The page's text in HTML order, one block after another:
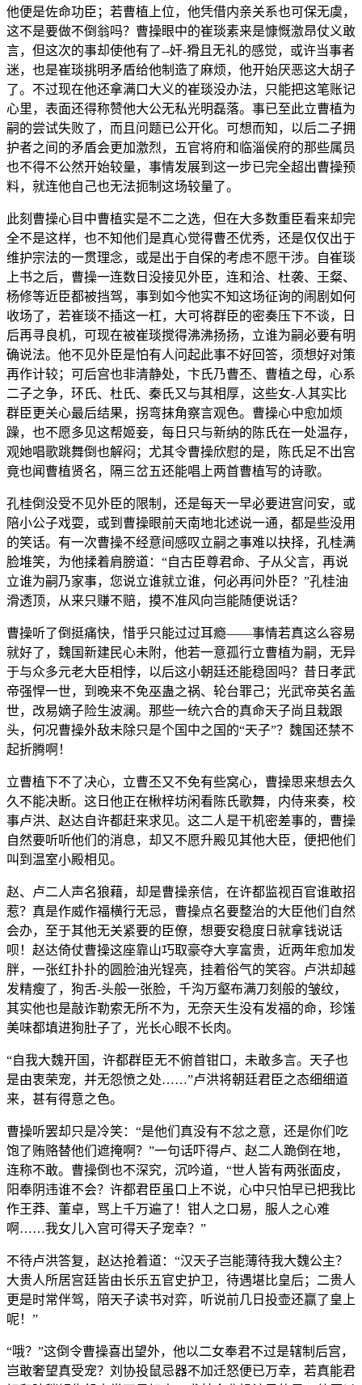
他便是佐命功臣；若曹植上位，他凭借内亲关系也可保无虞，
这不是要做不倒翁吗？曹操眼中的崔琰素来是慷慨激昂仗义敢
言，但这次的事却使他有了--奸-猾且无礼的感觉，或许当事者
迷，也是崔琰挑明矛盾给他制造了麻烦，他开始厌恶这大胡子
了。不过现在他还拿满口大义的崔琰没办法，只能把这笔账记
心里，表面还得称赞他大公无私光明磊落。事已至此立曹植为
嗣的尝试失败了，而且问题已公开化。可想而知，以后二子拥
护者之间的矛盾会更加激烈，五官将府和临淄侯府的那些属员
也不得不公然开始较量，事情发展到这一步已完全超出曹操预
料，就连他自己也无法扼制这场较量了。
此刻曹操心目中曹植实是不二之选，但在大多数重臣看来却完
全不是这样，也不知他们是真心觉得曹丕优秀，还是仅仅出于
维护宗法的一贯理念，或是出于自保的考虑不愿干涉。自崔琰
上书之后，曹操一连数日没接见外臣，连和洽、杜袭、王粲、
杨修等近臣都被挡驾，事到如今他实不知这场征询的闹剧如何
收场了，若崔琰不插这一杠，大可将群臣的密奏压下不谈，日
后再寻良机，可现在被崔琰搅得沸沸扬扬，立谁为嗣必要有明
确说法。他不见外臣是怕有人问起此事不好回答，须想好对策
再作计较；可后宫也非清静处，卞氏乃曹丕、曹植之母，心系
二子之争，环氏、杜氏、秦氏又与其相厚，这些女-人其实比
群臣更关心最后结果，拐弯抹角察言观色。曹操心中愈加烦
躁，也不愿多见这帮姬妾，每日只与新纳的陈氏在一处温存，
观她唱歌跳舞倒也解闷；尤其令曹操欣慰的是，陈氏足不出宫
竟也闻曹植贤名，隔三岔五还能唱上两首曹植写的诗歌。
孔桂倒没受不见外臣的限制，还是每天一早必要进宫问安，或
陪小公子戏耍，或到曹操眼前天南地北述说一通，都是些没用
的笑话。有一次曹操不经意间感叹立嗣之事难以抉择，孔桂满
脸堆笑，为他揉着肩膀道：“自古臣尊君命、子从父言，再说
立谁为嗣乃家事，您说立谁就立谁，何必再问外臣？”孔桂油
滑透顶，从来只赚不赔，摸不准风向岂能随便说话？
曹操听了倒挺痛快，惜乎只能过过耳瘾——事情若真这么容易
就好了，魏国新建民心未附，他若一意孤行立曹植为嗣，无异
于与众多元老大臣相悖，以后这小朝廷还能稳固吗？昔日孝武
帝强悍一世，到晚来不免巫蛊之祸、轮台罪己；光武帝英名盖
世，改易嫡子险生波澜。那些一统六合的真命天子尚且栽跟
头，何况曹操外敌未除只是个国中之国的“天子”？魏国还禁不
起折腾啊！
立曹植下不了决心，立曹丕又不免有些窝心，曹操思来想去久
久不能决断。这日他正在楸梓坊闲看陈氏歌舞，内侍来奏，校
事卢洪、赵达自许都赶来求见。这二人是干机密差事的，曹操
自然要听听他们的消息，却又不愿升殿见其他大臣，便把他们
叫到温室小殿相见。
赵、卢二人声名狼藉，却是曹操亲信，在许都监视百官谁敢招
惹？真是作威作福横行无忌，曹操点名要整治的大臣他们自然
会办，至于其他无关紧要的臣僚，想要安稳度日就拿钱说话
呗！赵达倚仗曹操这座靠山巧取豪夺大享富贵，近两年愈加发
胖，一张红扑扑的圆脸油光锃亮，挂着俗气的笑容。卢洪却越
发精瘦了，狗舌-头般一张脸，千沟万壑布满刀刻般的皱纹，
其实他也是敲诈勒索无所不为，无奈天生没有发福的命，珍馐
美味都填进狗肚子了，光长心眼不长肉。
“自我大魏开国，许都群臣无不俯首钳口，未敢多言。天子也
是由衷荣宠，并无怨愤之处……”卢洪将朝廷君臣之态细细道
来，甚有得意之色。
曹操听罢却只是冷笑：“是他们真没有不忿之意，还是你们吃
饱了贿赂替他们遮掩啊？”一句话吓得卢、赵二人跪倒在地，
连称不敢。曹操倒也不深究，沉吟道，“世人皆有两张面皮，
阳奉阴违谁不会？许都君臣虽口上不说，心中只怕早已把我比
作王莽、董卓，骂上千万遍了！钳人之口易，服人之心难
啊……我女儿入宫可得天子宠幸？”
不待卢洪答复，赵达抢着道：“汉天子岂能薄待我大魏公主？
大贵人所居宫廷皆由长乐五官史护卫，待遇堪比皇后；二贵人
更是时常伴驾，陪天子读书对弈，听说前几日投壶还赢了皇上
呢！”
“哦？”这倒令曹操喜出望外，他以二女奉君不过是辖制后宫，
岂敢奢望真受宠？刘协投鼠忌器不加迁怒便已万幸，若真能君